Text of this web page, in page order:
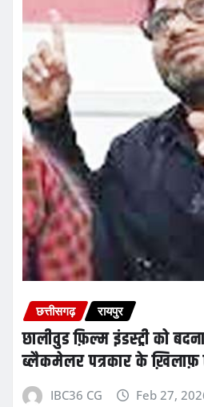
छत्तीसगढ़ रायपुर
छालीवुड फ़िल्म इंडस्ट्री को
ब्लैकमेलर पत्रकार के
IBC36 CG Feb 27,